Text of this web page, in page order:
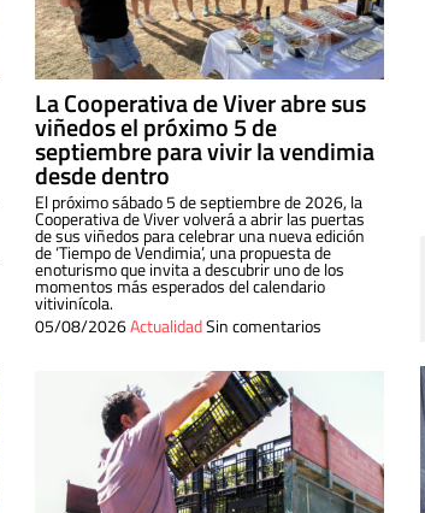
La Cooperativa de Viver abre sus
viñedos el próximo 5 de
septiembre para vivir la vendimia
desde dentro
El próximo sábado 5 de septiembre de 2026, la
Cooperativa de Viver volverá a abrir las puertas
de sus viñedos para celebrar una nueva edición
de ‘Tiempo de Vendimia’, una propuesta de
enoturismo que invita a descubrir uno de los
momentos más esperados del calendario
vitivinícola.
05/08/2026ActualidadSin comentarios